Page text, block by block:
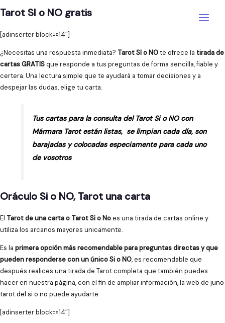
al
Tarot SI o NO gratis
[adinserter block=»14″]
¿Necesitas una respuesta inmediata? Tarot SI o NOte ofrece la tirada de
cartas GRATISque responde a tus preguntas de forma sencilla, fiable y
certera. Una lectura simple que te ayudará a tomar decisiones y a
despejar las dudas, elige tu carta.
Tus cartas para la consulta del Tarot Si o NO con
Mármara Tarot están listas, se limpian cada día, son
barajadas y colocadas especiamente para cada uno
de vosotros
Oráculo Si o NO, Tarot una carta
El Tarot de una carta o Tarot Si o Noes una tirada de cartas online y
utiliza los arcanos mayores unicamente.
Es la primera opción más recomendable para preguntas directas y que
pueden responderse con un único Si o NO, es recomendable que
después realices una tirada de Tarot completa que también puedes
hacer en nuestra página, con el fin de ampliar información, la web de juno
tarot del si o no puede ayudarte.
[adinserter block=»14″]